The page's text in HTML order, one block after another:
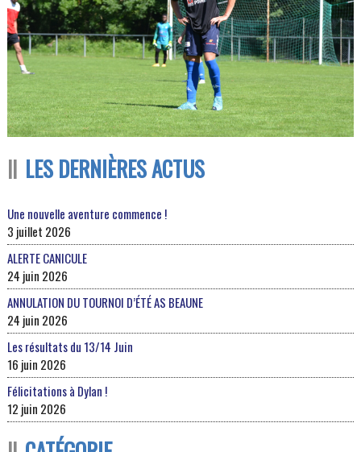
LES DERNIÈRES ACTUS
Une nouvelle aventure commence !
3 juillet 2026
ALERTE CANICULE
24 juin 2026
ANNULATION DU TOURNOI D’ÉTÉ AS BEAUNE
24 juin 2026
Les résultats du 13/14 Juin
16 juin 2026
Félicitations à Dylan !
12 juin 2026